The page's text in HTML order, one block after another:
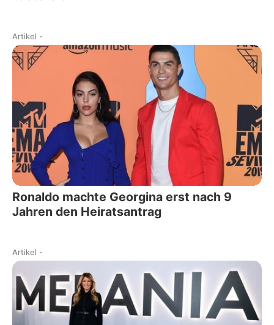
Artikel -
Ronaldo machte Georgina erst nach 9
Jahren den Heiratsantrag
Artikel -